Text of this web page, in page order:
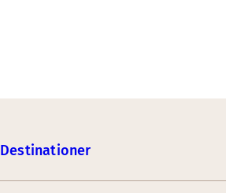
Destinationer